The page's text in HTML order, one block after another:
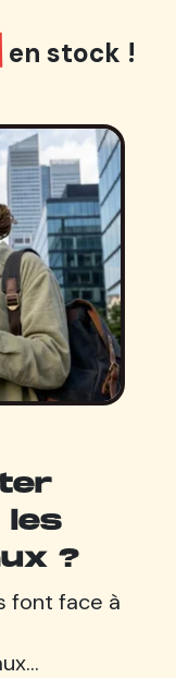
en stock !
les
?
font face à